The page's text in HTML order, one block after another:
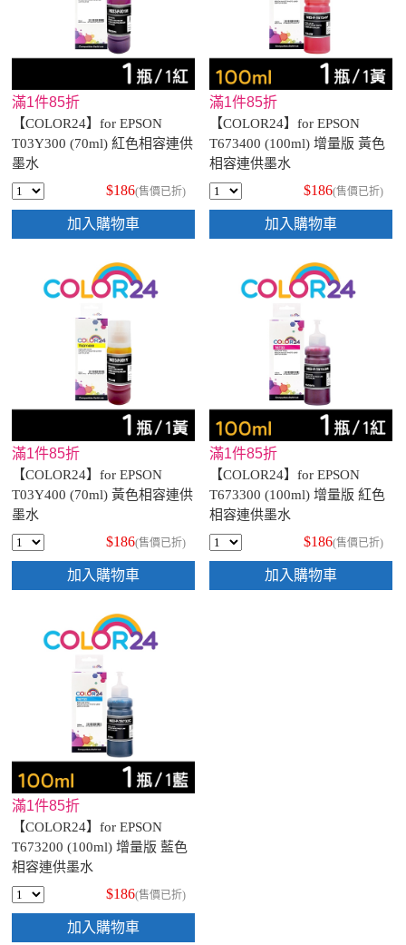
滿1件85折
【COLOR24】for EPSON
T03Y300 (70ml) 紅色相容連供
墨水
$186(售價已折)
加入購物車
滿1件85折
【COLOR24】for EPSON
T673400 (100ml) 增量版 黃色
相容連供墨水
$186(售價已折)
加入購物車
滿1件85折
【COLOR24】for EPSON
T03Y400 (70ml) 黃色相容連供
墨水
$186(售價已折)
加入購物車
滿1件85折
【COLOR24】for EPSON
T673300 (100ml) 增量版 紅色
相容連供墨水
$186(售價已折)
加入購物車
滿1件85折
【COLOR24】for EPSON
T673200 (100ml) 增量版 藍色
相容連供墨水
$186(售價已折)
加入購物車